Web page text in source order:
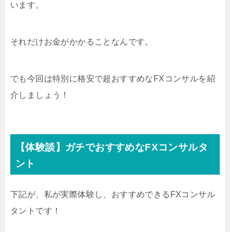
います。
それだけお金がかかることなんです。
でも今回は特別に格安で超おすすめなFXコンサルを紹
介しましょう！
【体験談】ガチでおすすめなFXコンサルタ
ント
下記が、私が実際体験し、おすすめできるFXコンサル
タントです！